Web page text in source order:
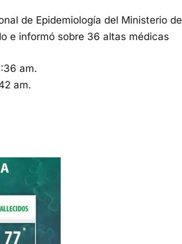
de Epidemiología del Ministerio de
e informó sobre 36 altas médicas
am.
am.